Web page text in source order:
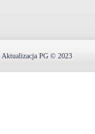
Aktualizacja PG © 2023